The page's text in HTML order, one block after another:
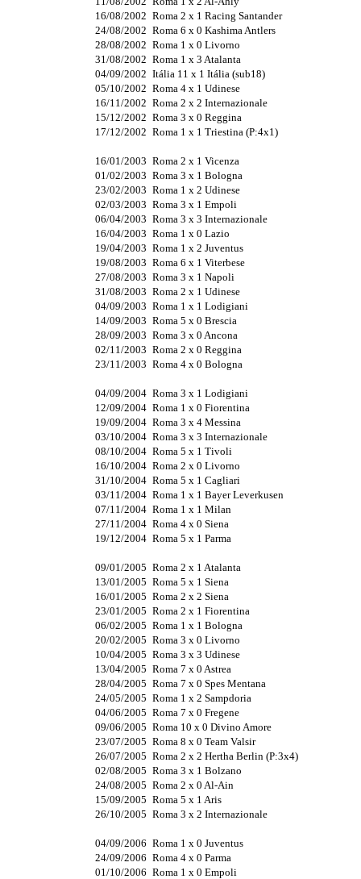
16/08/2002
24/08/2002
28/08/2002
31/08/2002
04/09/2002
05/10/2002
16/11/2002
15/12/2002
17/12/2002
16/01/2003
01/02/2003
23/02/2003
02/03/2003
06/04/2003
16/04/2003
19/04/2003
19/08/2003
27/08/2003
31/08/2003
04/09/2003
14/09/2003
28/09/2003
02/11/2003
23/11/2003
04/09/2004
12/09/2004
19/09/2004
03/10/2004
08/10/2004
16/10/2004
31/10/2004
03/11/2004
07/11/2004
27/11/2004
19/12/2004
09/01/2005
13/01/2005
16/01/2005
23/01/2005
06/02/2005
20/02/2005
10/04/2005
13/04/2005
28/04/2005
24/05/2005
04/06/2005
09/06/2005
23/07/2005
26/07/2005
02/08/2005
24/08/2005
15/09/2005
26/10/2005
04/09/2006
24/09/2006
01/10/2006
Roma 2 x 1 Racing Santander
Roma 6 x 0 Kashima Antlers
Roma 1 x 0 Livorno
Roma 1 x 3 Atalanta
Itália 11 x 1 Itália (sub18)
Roma 4 x 1 Udinese
Roma 2 x 2 Internazionale
Roma 3 x 0 Reggina
Roma 1 x 1 Triestina (P:4x1)
Roma 2 x 1 Vicenza
Roma 3 x 1 Bologna
Roma 1 x 2 Udinese
Roma 3 x 1 Empoli
Roma 3 x 3 Internazionale
Roma 1 x 0 Lazio
Roma 1 x 2 Juventus
Roma 6 x 1 Viterbese
Roma 3 x 1 Napoli
Roma 2 x 1 Udinese
Roma 1 x 1 Lodigiani
Roma 5 x 0 Brescia
Roma 3 x 0 Ancona
Roma 2 x 0 Reggina
Roma 4 x 0 Bologna
Roma 3 x 1 Lodigiani
Roma 1 x 0 Fiorentina
Roma 3 x 4 Messina
Roma 3 x 3 Internazionale
Roma 5 x 1 Tivoli
Roma 2 x 0 Livorno
Roma 5 x 1 Cagliari
Roma 1 x 1 Bayer Leverkusen
Roma 1 x 1 Milan
Roma 4 x 0 Siena
Roma 5 x 1 Parma
Roma 2 x 1 Atalanta
Roma 5 x 1 Siena
Roma 2 x 2 Siena
Roma 2 x 1 Fiorentina
Roma 1 x 1 Bologna
Roma 3 x 0 Livorno
Roma 3 x 3 Udinese
Roma 7 x 0 Astrea
Roma 7 x 0 Spes Mentana
Roma 1 x 2 Sampdoria
Roma 7 x 0 Fregene
Roma 10 x 0 Divino Amore
Roma 8 x 0 Team Valsir
Roma 2 x 2 Hertha Berlin (P:3x4)
Roma 3 x 1 Bolzano
Roma 2 x 0 Al-Ain
Roma 5 x 1 Aris
Roma 3 x 2 Internazionale
Roma 1 x 0 Juventus
Roma 4 x 0 Parma
Roma 1 x 0 Empoli